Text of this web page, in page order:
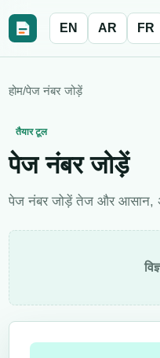
EN AR FR
होम/पेज नंबर जोड़ें
तैयार टूल
पेज नंबर जोड़ें
पेज नंबर जोड़ें तेज और आसान,